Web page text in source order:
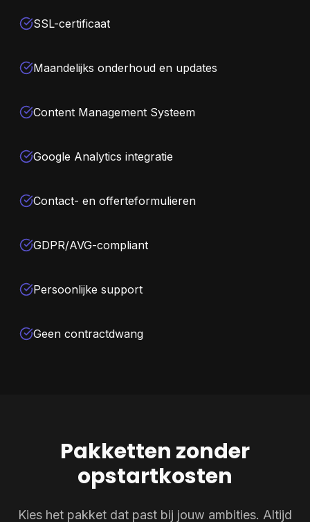
SSL-certificaat
Maandelijks onderhoud en updates
Content Management Systeem
Google Analytics integratie
Contact- en offerteformulieren
GDPR/AVG-compliant
Persoonlijke support
Geen contractdwang
Pakketten zonder
opstartkosten
Kies het pakket dat past bij jouw ambities. Altijd